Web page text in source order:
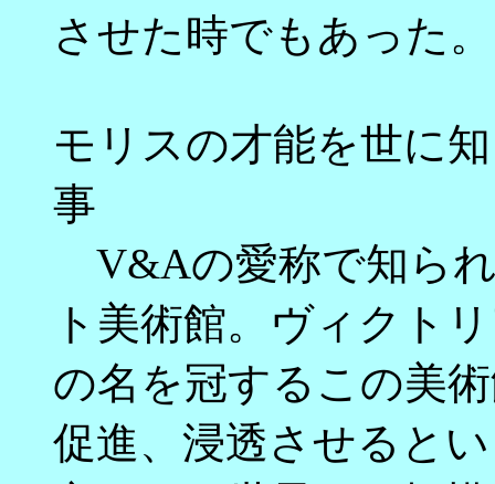
させた時でもあった。
モリスの才能を世に
事
V&Aの愛称で知ら
ト美術館。ヴィクト
の名を冠するこの美
促進、浸透させると